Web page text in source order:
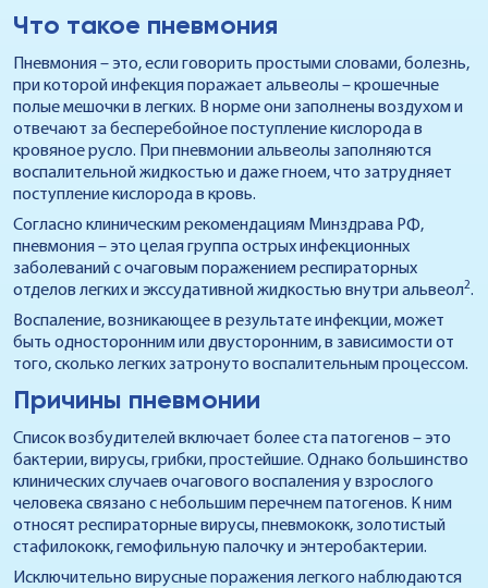
Что такое пневмония
Пневмония – это, если говорить простыми словами, болезнь,
при которой инфекция поражает альвеолы – крошечные
полые мешочки в легких. В норме они заполнены воздухом и
отвечают за бесперебойное поступление кислорода в
кровяное русло. При пневмонии альвеолы заполняются
воспалительной жидкостью и даже гноем, что затрудняет
поступление кислорода в кровь.
Согласно клиническим рекомендациям Минздрава РФ,
пневмония – это целая группа острых инфекционных
заболеваний с очаговым поражением респираторных
отделов легких и экссудативной жидкостью внутри альвеол2.
Воспаление, возникающее в результате инфекции, может
быть односторонним или двусторонним, в зависимости от
того, сколько легких затронуто воспалительным процессом.
Причины пневмонии
Список возбудителей включает более ста патогенов – это
бактерии, вирусы, грибки, простейшие. Однако большинство
клинических случаев очагового воспаления у взрослого
человека связано с небольшим перечнем патогенов. К ним
относят респираторные вирусы, пневмококк, золотистый
стафилококк, гемофильную палочку и энтеробактерии.
Исключительно вирусные поражения легкого наблюдаются